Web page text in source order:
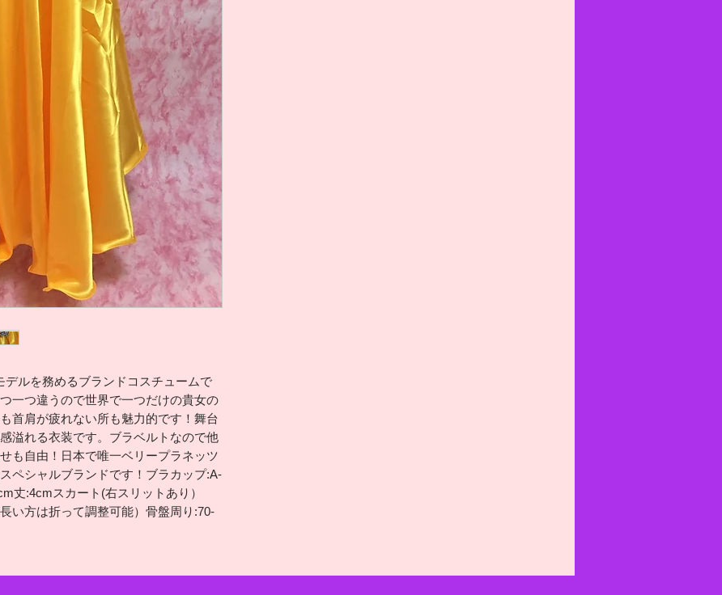
ルを務めるブランドコスチュームで
一つ違うので世界で一つだけの貴女の
首肩が疲れない所も魅力的です！舞台
溢れる衣装です。ブラベルトなので他
も自由！日本で唯一ベリープラネッツ
ペシャルブランドです！ブラカップ:A-
丈:4cmスカート(右スリットあり）
い方は折って調整可能）骨盤周り:70-